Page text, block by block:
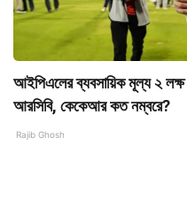
আইপিএলের ব্যবসায়িক মূল্য ২ লক্ষ
আরসিবি, কেকেআর কত নম্বরে?
Rajib Ghosh